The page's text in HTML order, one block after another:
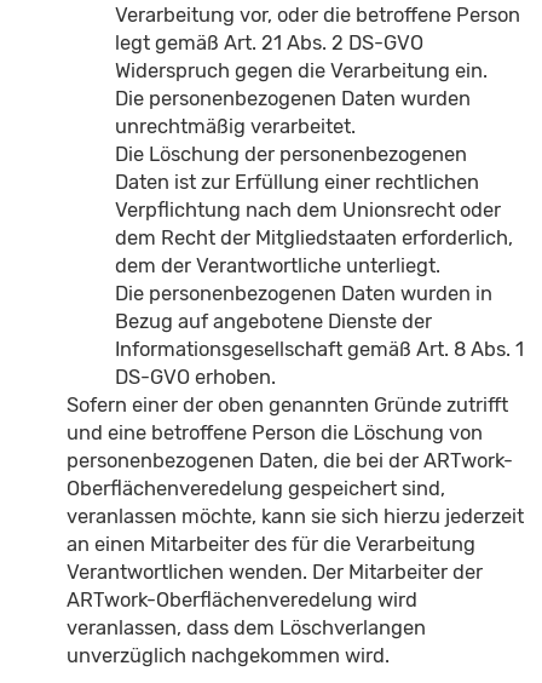
Verarbeitung vor, oder die betroffene Person
legt gemäß Art. 21 Abs. 2 DS-GVO
Widerspruch gegen die Verarbeitung ein.
Die personenbezogenen Daten wurden
unrechtmäßig verarbeitet.
Die Löschung der personenbezogenen
Daten ist zur Erfüllung einer rechtlichen
Verpflichtung nach dem Unionsrecht oder
dem Recht der Mitgliedstaaten erforderlich,
dem der Verantwortliche unterliegt.
Die personenbezogenen Daten wurden in
Bezug auf angebotene Dienste der
Informationsgesellschaft gemäß Art. 8 Abs. 1
DS-GVO erhoben.
Sofern einer der oben genannten Gründe zutrifft
und eine betroffene Person die Löschung von
personenbezogenen Daten, die bei der ARTwork-
Oberflächenveredelung gespeichert sind,
veranlassen möchte, kann sie sich hierzu jederzeit
an einen Mitarbeiter des für die Verarbeitung
Verantwortlichen wenden. Der Mitarbeiter der
ARTwork-Oberflächenveredelung wird
veranlassen, dass dem Löschverlangen
unverzüglich nachgekommen wird.